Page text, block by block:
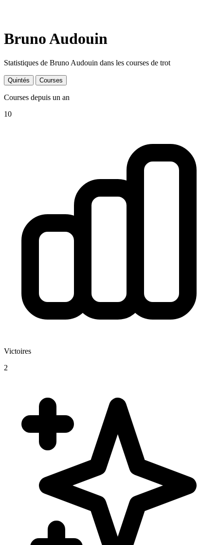
Bruno Audouin
Statistiques de Bruno Audouin dans les courses de trot
Quintés Courses
Courses depuis un an
10
Victoires
2